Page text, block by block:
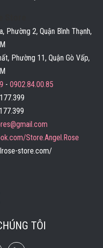
Phường 2, Quận Bình Thạnh,
Phường 11, Quận Gò Vấp,
- 0902.84.00.85
Store.Angel.Rose
store.com/
TÔI